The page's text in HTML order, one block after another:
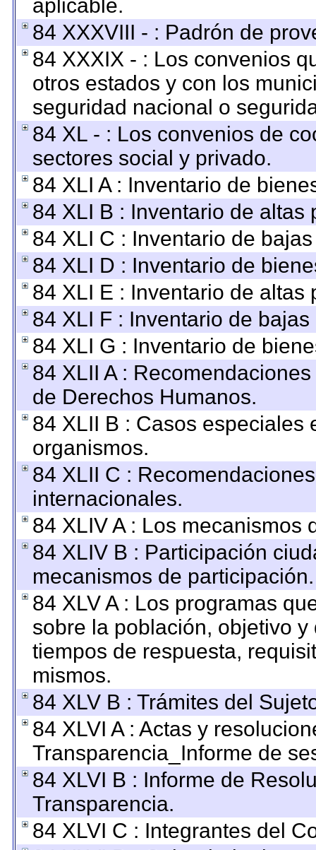
aplicable.
84 XXXVIII - : Padrón de
84 XXXIX - : Los convenios
otros estados y con los
seguridad nacional o
84 XL - : Los convenios de
sectores social y privado.
84 XLI A : Inventario de
84 XLI B : Inventario de
84 XLI C : Inventario de
84 XLI D : Inventario de
84 XLI E : Inventario de
84 XLI F : Inventario de
84 XLI G : Inventario de
84 XLII A :
de Derechos Humanos.
84 XLII B : Casos especiales
organismos.
84 XLII C :
internacionales.
84 XLIV A : Los mecanismos
84 XLIV B : Participación
mecanismos de participación.
84 XLV A : Los programas
sobre la población, objetivo
tiempos de respuesta,
mismos.
84 XLV B : Trámites del
84 XLVI A : Actas y
Transparencia_Informe de
84 XLVI B : Informe de
Transparencia.
84 XLVI C : Integrantes del